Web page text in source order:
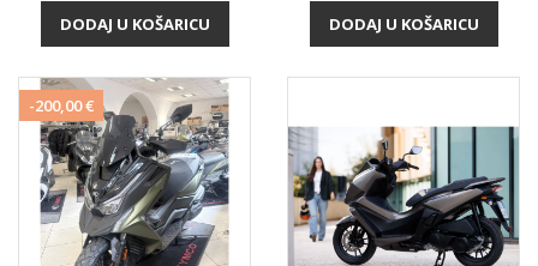
DODAJ U KOŠARICU DODAJ U KOŠARICU
-200,00 €